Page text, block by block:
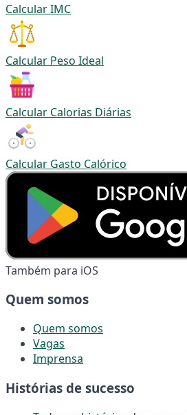
Calcular IMC
Calcular Peso Ideal
Calcular Calorias Diárias
Calcular Gasto Calórico
Também para iOS
Quem somos
Quem somos
Vagas
Imprensa
Histórias de sucesso